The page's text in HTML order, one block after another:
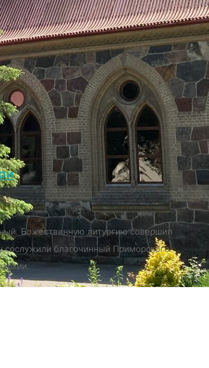
Божественную литургию совершил
сослужили благочинный Приморского